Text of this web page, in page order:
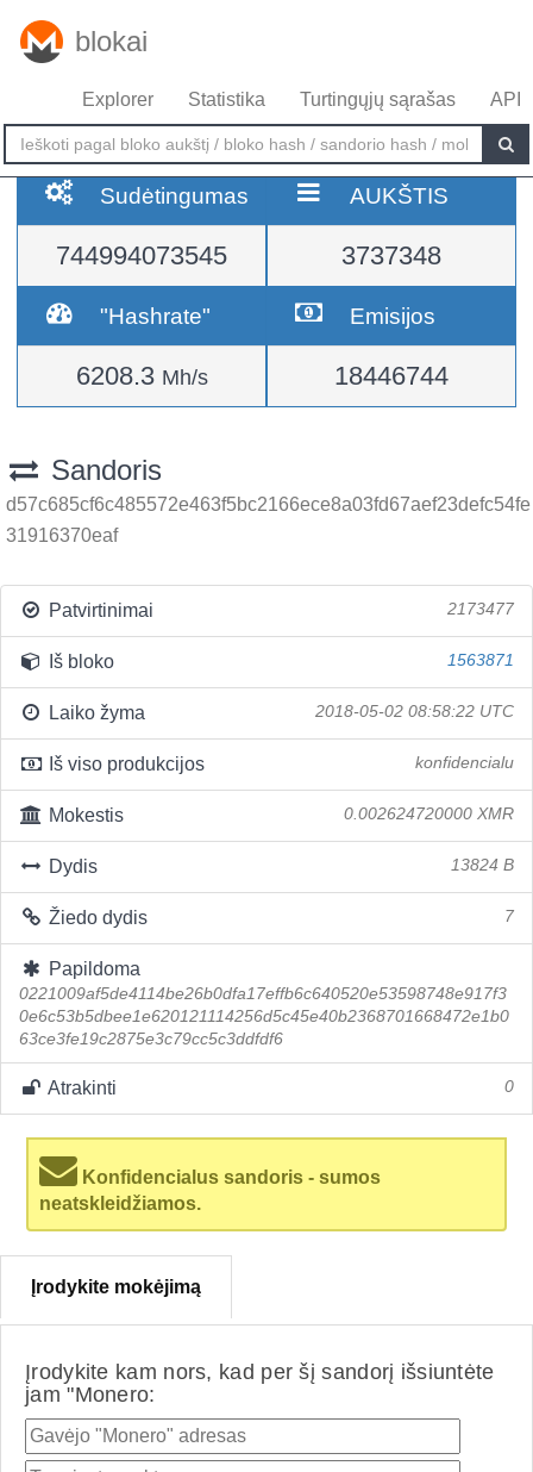
blokai
Explorer Statistika Turtingųjų sąrašas API
Sudėtingumas
744994073545
AUKŠTIS
3737348
"Hashrate"
6208.3 Mh/s
Emisijos
18446744
Sandoris
d57c685cf6c485572e463f5bc2166ece8a03fd67aef23defc54fe
31916370eaf
Patvirtinimai 2173477
Iš bloko 1563871
Laiko žyma 2018-05-02 08:58:22 UTC
Iš viso produkcijos konfidencialu
Mokestis 0.002624720000 XMR
Dydis 13824 B
Žiedo dydis 7
Papildoma
0221009af5de4114be26b0dfa17effb6c640520e53598748e917f3
0e6c53b5dbee1e620121114256d5c45e40b2368701668472e1b0
63ce3fe19c2875e3c79cc5c3ddfdf6
Atrakinti 0
Konfidencialus sandoris - sumos
neatskleidžiamos.
Įrodykite mokėjimą
Įrodykite kam nors, kad per šį sandorį išsiuntėte
jam "Monero: